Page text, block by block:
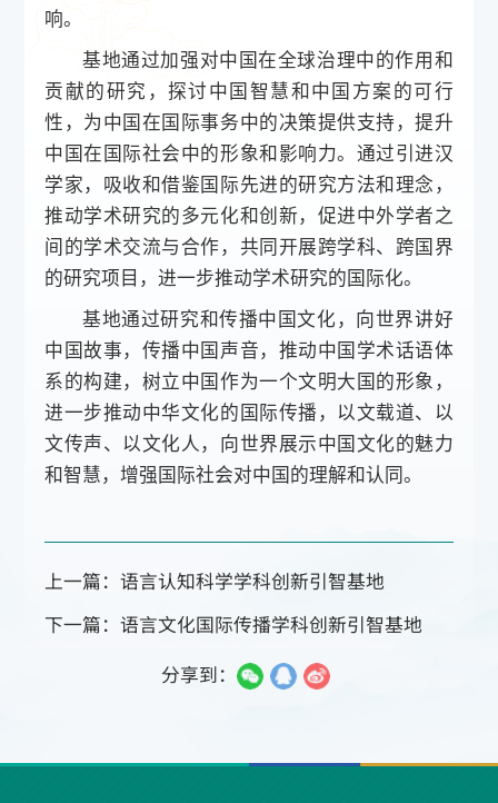
响。
基地通过加强对中国在全球治理中的作用和
贡献的研究，探讨中国智慧和中国方案的可行
性，为中国在国际事务中的决策提供支持，提升
中国在国际社会中的形象和影响力。通过引进汉
学家，吸收和借鉴国际先进的研究方法和理念，
推动学术研究的多元化和创新，促进中外学者之
间的学术交流与合作，共同开展跨学科、跨国界
的研究项目，进一步推动学术研究的国际化。
基地通过研究和传播中国文化，向世界讲好
中国故事，传播中国声音，推动中国学术话语体
系的构建，树立中国作为一个文明大国的形象，
进一步推动中华文化的国际传播，以文载道、以
文传声、以文化人，向世界展示中国文化的魅力
和智慧，增强国际社会对中国的理解和认同。
上一篇：语言认知科学学科创新引智基地
下一篇：语言文化国际传播学科创新引智基地
分享到：